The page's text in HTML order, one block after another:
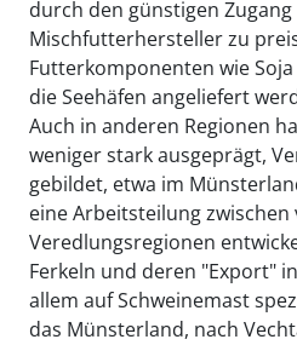
durch den günstigen
Mischfutterhersteller zu
Futterkomponenten wie
die Seehäfen angeliefert
Auch in anderen Regionen
weniger stark ausgeprägt,
gebildet, etwa im
eine Arbeitsteilung zwischen
Veredlungsregionen
Ferkeln und deren "Export"
allem auf Schweinemast
das Münsterland, nach